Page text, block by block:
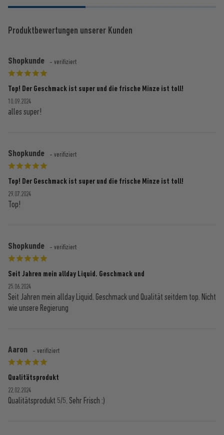
Produktbewertungen unserer Kunden
Shopkunde - verifiziert
Top! Der Geschmack ist super und die frische Minze ist toll!
10.09.2024
alles super!
Shopkunde - verifiziert
Top! Der Geschmack ist super und die frische Minze ist toll!
29.07.2024
Top!
Shopkunde - verifiziert
Seit Jahren mein allday Liquid. Geschmack und
25.06.2024
Seit Jahren mein allday Liquid. Geschmack und Qualität seitdem top. Nicht
wie unsere Regierung
Aaron - verifiziert
Qualitätsprodukt
22.02.2024
Qualitätsprodukt 5/5. Sehr Frisch :)